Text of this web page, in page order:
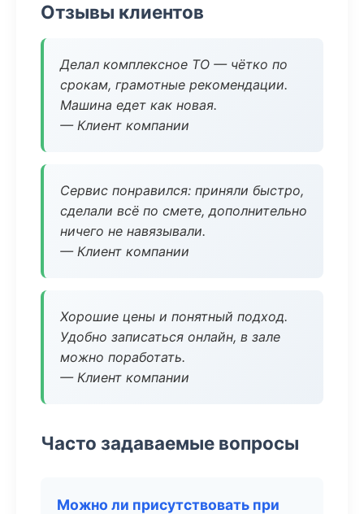
Отзывы клиентов
Делал комплексное ТО — чётко по
срокам, грамотные рекомендации.
Машина едет как новая.
— Клиент компании
Сервис понравился: приняли быстро,
сделали всё по смете, дополнительно
ничего не навязывали.
— Клиент компании
Хорошие цены и понятный подход.
Удобно записаться онлайн, в зале
можно поработать.
— Клиент компании
Часто задаваемые вопросы
Можно ли присутствовать при